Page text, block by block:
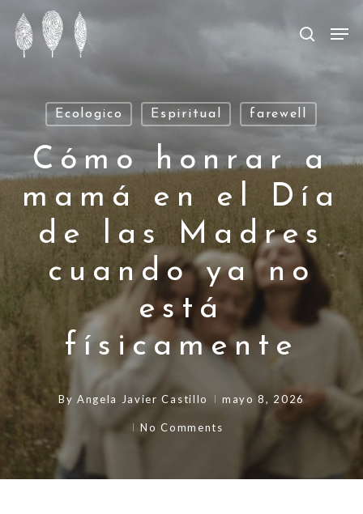
Skip
to
content
Ecologico Espiritual farewell
Cómo honrar a
mamá en el Día
de las Madres
cuando ya no
está
físicamente
By Angela Javier Castillo mayo 8, 2026
No Comments